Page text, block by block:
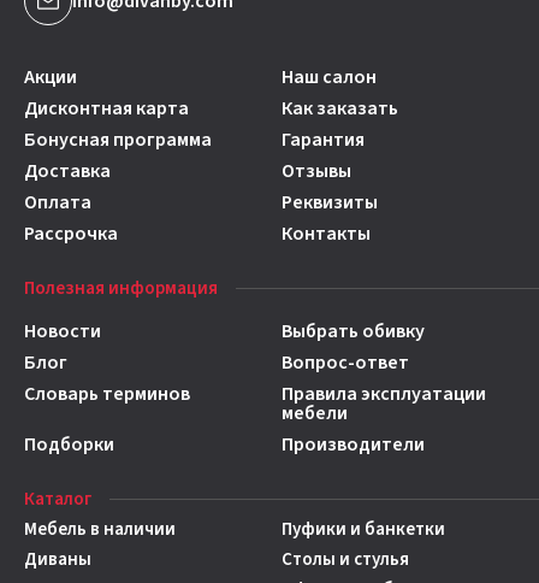
Акции
Наш салон
Дисконтная карта
Как заказать
Бонусная программа
Гарантия
Доставка
Отзывы
Оплата
Реквизиты
Рассрочка
Контакты
Полезная информация
Новости
Выбрать обивку
Блог
Вопрос-ответ
Словарь терминов
Правила эксплуатации
мебели
Подборки
Производители
Каталог
Мебель в наличии
Диваны
Пуфики и банкетки
Столы и стулья